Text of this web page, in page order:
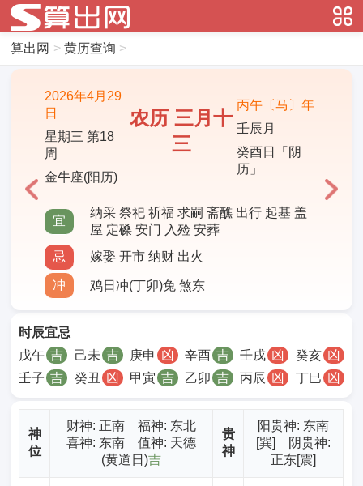
算出网 > 黄历查询 >
2026年4月29
日
星期三 第18
周
金牛座(阳历)
农历 三月十
三
丙午〔马〕年
壬辰月
癸酉日「阴
历」
宜
纳采 祭祀 祈福 求嗣 斋醮 出行 起基 盖
屋 定磉 安门 入殓 安葬
忌
嫁娶 开市 纳财 出火
冲 鸡日冲(丁卯)兔 煞东
时辰宜忌
壬子 吉 癸丑 凶 甲寅 吉 乙卯 吉 丙辰 凶 丁巳 凶
戊午 吉 己未 吉 庚申 凶 辛酉 吉 壬戌 凶 癸亥 凶
神
位
财神: 正南 福神: 东北
喜神: 东南 值神: 天德
(黄道日)吉
贵
神
阳贵神: 东南
[巽] 阴贵神:
正东[震]